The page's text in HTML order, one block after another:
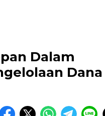
Dalam
Dana